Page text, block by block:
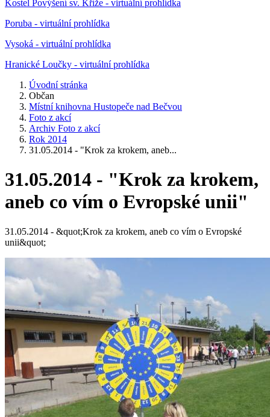
Kostel Povýšení sv. Kříže - virtuální prohlídka
Poruba - virtuální prohlídka
Vysoká - virtuální prohlídka
Hranické Loučky - virtuální prohlídka
Úvodní stránka
Občan
Místní knihovna Hustopeče nad Bečvou
Foto z akcí
Archiv Foto z akcí
Rok 2014
31.05.2014 - "Krok za krokem, aneb...
31.05.2014 - "Krok za krokem,
aneb co vím o Evropské unii"
31.05.2014 - &quot;Krok za krokem, aneb co vím o Evropské
unii&quot;